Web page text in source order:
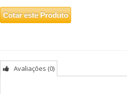
Cotar este Produto
Avaliações (0)